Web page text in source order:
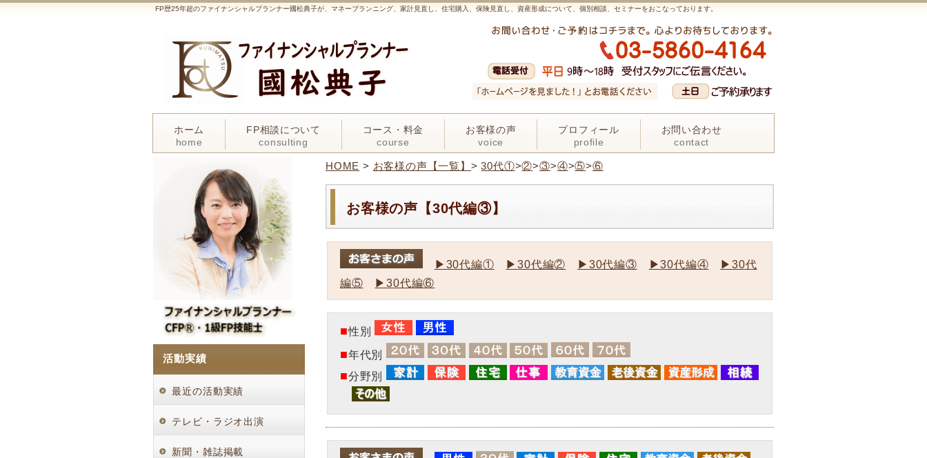
FP歴25年超のファイナンシャルプランナー國松典子が、マネープランニング、家計見直し、住宅購入、保険見直し、資産形成について、個別相談、セミナーをおこなっております。
ホーム
home
FP相談について
consulting
コース・料金
course
お客様の声
voice
プロフィール
profile
お問い合わせ
contact
HOME > お客様の声【一覧】 >30代①>②>③>④>⑤>⑥
お客様の声【30代編③】
▶30代編① ▶30代編② ▶30代編③ ▶30代編④
▶30代
編⑤
▶30代編⑥
■性別
■年代別
■分野別
活動実績
最近の活動実績
テレビ・ラジオ出演
新聞・雑誌掲載